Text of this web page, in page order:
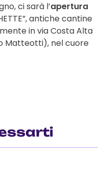
ci sarà l’apertura
antiche cantine
in via Costa Alta
Matteotti), nel cuore